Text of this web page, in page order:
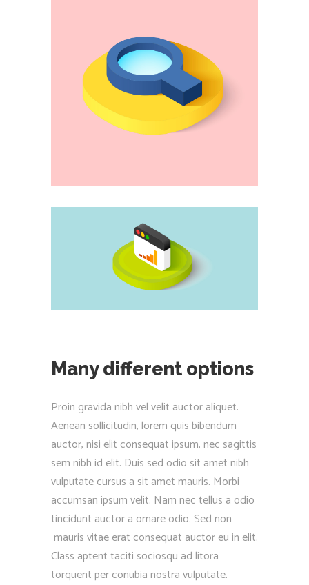
Many different options
Proin gravida nibh vel velit auctor aliquet.
Aenean sollicitudin, lorem quis bibendum
auctor, nisi elit consequat ipsum, nec sagittis
sem nibh id elit. Duis sed odio sit amet nibh
vulputate cursus a sit amet mauris. Morbi
accumsan ipsum velit. Nam nec tellus a odio
tincidunt auctor a ornare odio. Sed non
mauris vitae erat consequat auctor eu in elit.
Class aptent taciti sociosqu ad litora
torquent per conubia nostra vulputate.